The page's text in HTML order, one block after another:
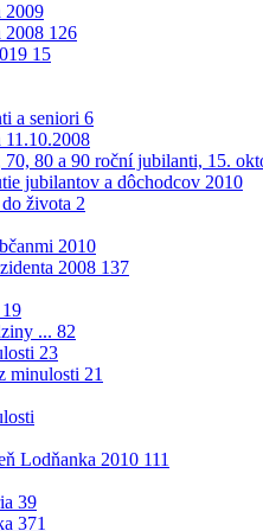
2009
2008 126
15
a seniori 6
11.10.2008
70, 80 a 90 roční jubilanti, 15.
jubilantov a dôchodcov 2010
života 2
2010
2008 137
19
... 82
23
minulosti 21
Lodňanka 2010 111
39
371